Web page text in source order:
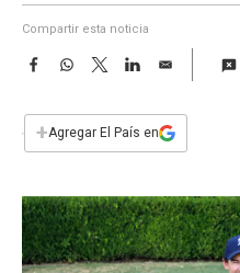
Compartir esta noticia
F
e
b
k
W
s
p
T
w
t
L
n
E
i
l
+Agregar El País en